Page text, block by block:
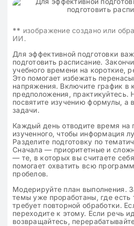
** изображение создано или
ИИ.
Для эффективной подготовки
подготовить расписание.
учебного времени на короткие,
Это помогает избежать
напряжения. Включите график в
предположения, практикуйтесь.
посвятите изучению формулы,
задачи.
Каждый день отводите время на
изученного, чтобы информация
Разделите подготовку по
Сначала — приоритетные и
— те, в которых вы считаете
помогает охватить всю
пробелов.
Модерируйте план выполнения.
темы уже проработаны, где есть
требует повторной обработки.
переходите к этому. Если речь
возвращайтесь,